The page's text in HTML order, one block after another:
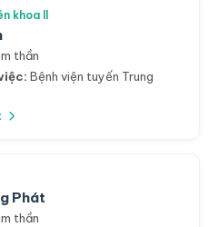
khoa II
thần
Bệnh viện tuyến Trung
Phát
thần